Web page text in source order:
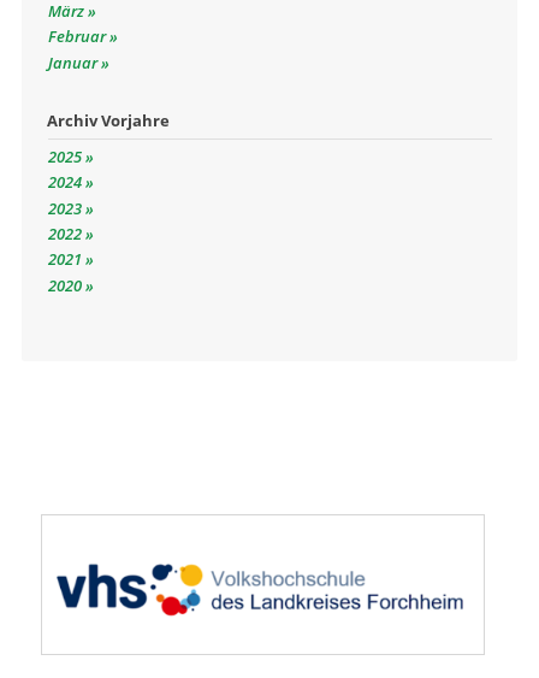
März
Februar
Januar
Archiv Vorjahre
2025
2024
2023
2022
2021
2020